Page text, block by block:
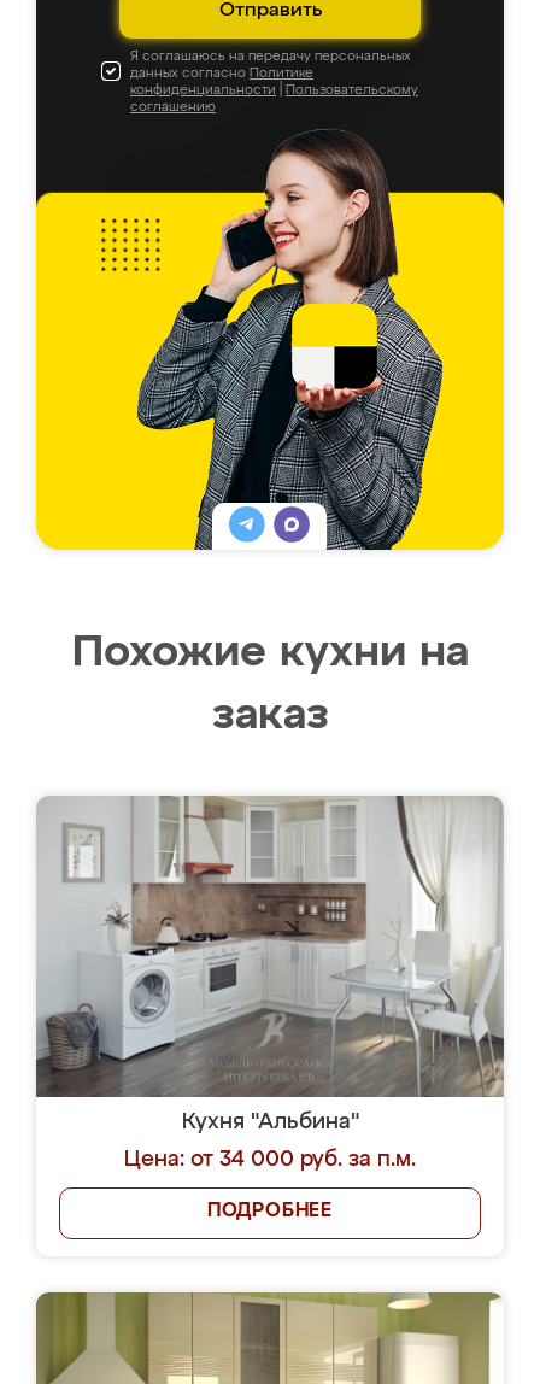
Отправить
Я соглашаюсь на передачу персональных
данных согласно Политике
конфиденциальности
Пользовательскому
соглашению
Похожие кухни на
заказ
Кухня "Альбина"
Цена: от 34 000 руб. за п.м.
ПОДРОБНЕЕ